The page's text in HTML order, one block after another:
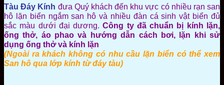
Tàu Đáy Kính đưa Quý khách đến khu vực có nhiều rạn san
hô lặn biển ngắm san hô và nhiều đàn cá sinh vật biển đủ
sắc màu dưới đại dương.Công ty đã chuẩn bị kính lặn,
ống thở, áo phao và hướng dẫn cách bơi, lặn khi sử
dụng ống thở và kính lặn
(Ngoài ra khách không có nhu cầu lặn biển có thể xem
San hô qua lớp kính từ đáy tàu)